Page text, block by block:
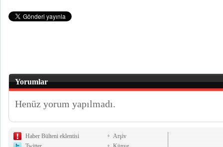
Yorumlar
Henüz yorum yapılmadı.
Haber Bülteni eklentisi
Arşiv